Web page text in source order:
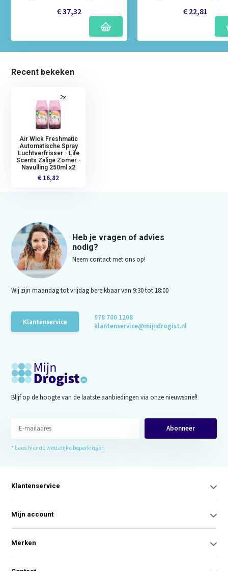
€ 37,32 € 22,81
Recent bekeken
Air Wick Freshmatic
Automatische Spray
Luchtverfrisser - Life
Scents Zalige Zomer -
Navulling 250ml x2
€ 16,82
Heb je vragen of advies
nodig?
Neem contact met ons op!
Wij zijn maandag tot vrijdag bereikbaar van 9:30 tot 18:00
Klantenservice
078 700 1208
klantenservice@mijndrogist.nl
Blijf op de hoogte van de laatste aanbiedingen via onze nieuwsbrief!
Abonneer
* Lees hier de wettelijke beperkingen
Klantenservice
Mijn account
Merken